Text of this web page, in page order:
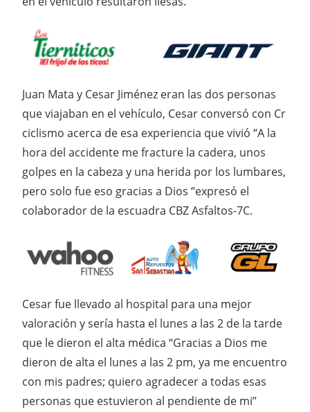
Juan Mata y Cesar Jiménez eran las dos personas
que viajaban en el vehículo, Cesar conversó con Cr
ciclismo acerca de esa experiencia que vivió “A la
hora del accidente me fracture la cadera, unos
golpes en la cabeza y una herida por los lumbares,
pero solo fue eso gracias a Dios “expresó el
colaborador de la escuadra CBZ Asfaltos-7C.
Cesar fue llevado al hospital para una mejor
valoración y sería hasta el lunes a las 2 de la tarde
que le dieron el alta médica “Gracias a Dios me
dieron de alta el lunes a las 2 pm, ya me encuentro
con mis padres; quiero agradecer a todas esas
personas que estuvieron al pendiente de mi”